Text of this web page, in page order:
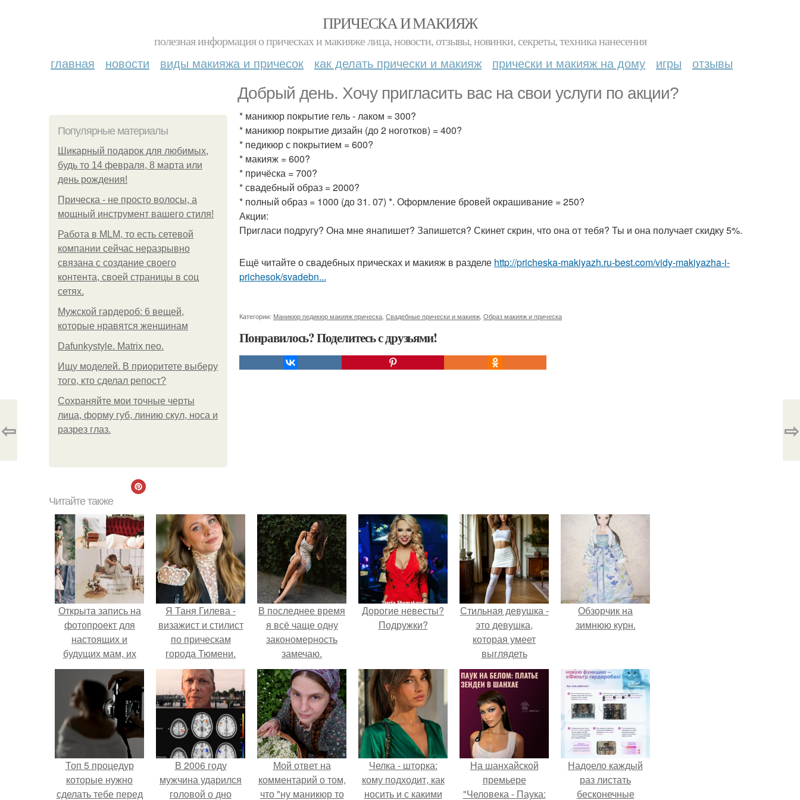
ПРИЧЕСКА И МАКИЯЖ
полезная информация о прическах и макияже лица, новости, отзывы, новинки, секреты, техника нанесения
главная новости виды макияжа и причесок как делать прически и макияж прически и макияж на дому игры отзывы
Добрый день. Хочу пригласить вас на свои услуги по акции?
Популярные материалы
Шикарный подарок для любимых,
будь то 14 февраля, 8 марта или
день рождения!
Прическа - не просто волосы, а
мощный инструмент вашего стиля!
Работа в MLM, то есть сетевой
компании сейчас неразрывно
связана с создание своего
контента, своей страницы в соц
сетях.
Мужской гардероб: 6 вещей,
которые нравятся женщинам
Dafunkystyle. Matrix neo.
Ищу моделей. В приоритете выберу
того, кто сделал репост?
Сохраняйте мои точные черты
лица, форму губ, линию скул, носа и
разрез глаз.
* маникюр покрытие гель - лаком = 300?
* маникюр покрытие дизайн (до 2 ноготков) = 400?
* педикюр с покрытием = 600?
* макияж = 600?
* причёска = 700?
* свадебный образ = 2000?
* полный образ = 1000 (до 31. 07) *. Оформление бровей окрашивание = 250?
Акции:
Пригласи подругу? Она мне янапишет? Запишется? Скинет скрин, что она от тебя? Ты и она получает скидку 5%.
Ещё читайте о свадебных прическах и макияж в разделе http://pricheska-makiyazh.ru-best.com/vidy-makiyazha-i-
prichesok/svadebn...
Категории: Маникюр педикюр макияж прическа Свадебные прически и макияж Образ макияж и прическа
Понравилось? Поделитесь с друзьями!
⇦ ⇨
Читайте также
Открыта запись на
фотопроект для
настоящих и
будущих мам, их
дочурок?
Я Таня Гилева -
визажист и стилист
по прическам
города Тюмени.
В последнее время
я всё чаще одну
закономерность
замечаю.
Дорогие невесты?
Подружки?
Стильная девушка -
это девушка,
которая умеет
выглядеть
привлекательно и
элегантно в любои
ситуации.
Обзорчик на
зимнюю курн.
Топ 5 процедур
которые нужно
сделать тебе перед
В 2006 году
мужчина ударился
головой о дно
Мой ответ на
комментарий о том,
что "ну маникюр то
Челка - шторка:
кому подходит, как
носить и с какими
На шанхайской
премьере
"Человека - Паука:
Надоело каждый
раз листать
бесконечные